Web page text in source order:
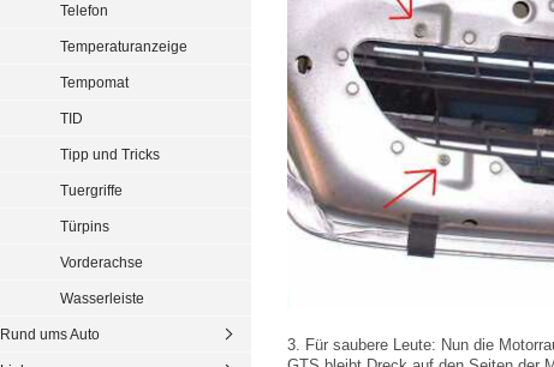
Telefon
Temperaturanzeige
Tempomat
TID
Tipp und Tricks
Tuergriffe
Türpins
Vorderachse
Wasserleiste
Rund ums Auto
3. Für saubere Leute: Nun die